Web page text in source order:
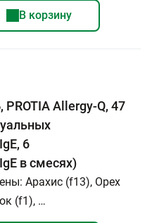
В корзину
Allergy-Q, 47
6
в смесях)
Арахис (f13), Орех
(f1), …